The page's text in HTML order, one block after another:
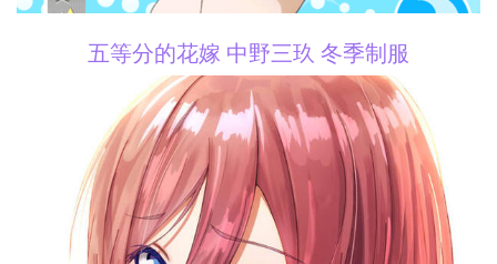
五等分的花嫁 中野三玖 冬季制服